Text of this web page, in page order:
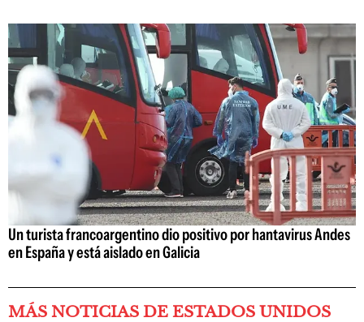
Un turista francoargentino dio positivo por hantavirus Andes
en España y está aislado en Galicia
MÁS NOTICIAS DE ESTADOS UNIDOS